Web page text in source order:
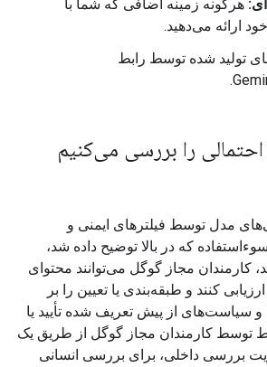
هرگونه زمینه اضافی که شما با
ارائه می‌دهید.
تولید شده توسط رابط
را بررسی می‌کنیم
مدل توسط فیلترهای ایمنی و
که در بالا توضیح داده شد،
کارمندان مجاز گوگل می‌توانند محتوای
کنند و طبقه‌بندی یا تعیین را بر
سیاست‌های از پیش تعریف شده تأیید یا
توسط کارمندان مجاز گوگل از طریق یک
بررسی داخلی، برای بررسی انسانی